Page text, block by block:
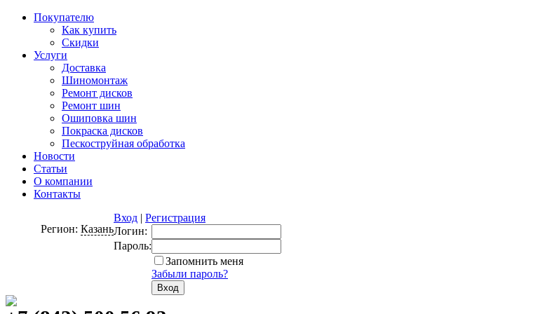
Покупателю
Как купить
Скидки
Услуги
Доставка
Шиномонтаж
Ремонт дисков
Ремонт шин
Ошиповка шин
Покраска дисков
Пескоструйная обработка
Новости
Статьи
О компании
Контакты
Регион: Казань
Вход | Регистрация
Логин:
Пароль:
Запомнить меня
Забыли пароль?